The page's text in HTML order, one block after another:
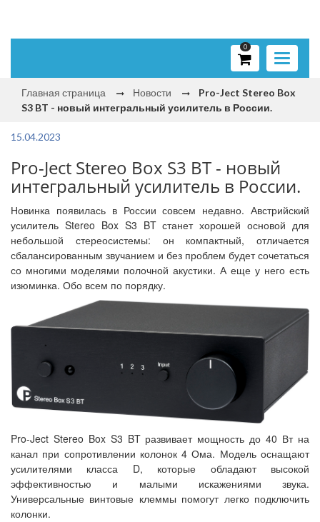
Toggle
0
Главная страница Новости
Pro-Ject Stereo Box
S3 BT - новый интегральный усилитель в России.
15.04.2023
Pro-Ject Stereo Box S3 BT - новый
интегральный усилитель в России.
Новинка появилась в России совсем недавно. Австрийский
усилитель Stereo Box S3 BT станет хорошей основой для
небольшой стереосистемы: он компактный, отличается
сбалансированным звучанием и без проблем будет сочетаться
со многими моделями полочной акустики. А еще у него есть
изюминка. Обо всем по порядку.
Pro-Ject Stereo Box S3 BT развивает мощность до 40 Вт на
канал при сопротивлении колонок 4 Ома. Модель оснащают
усилителями класса D, которые обладают высокой
эффективностью и малыми искажениями звука.
Универсальные винтовые клеммы помогут легко подключить
колонки.